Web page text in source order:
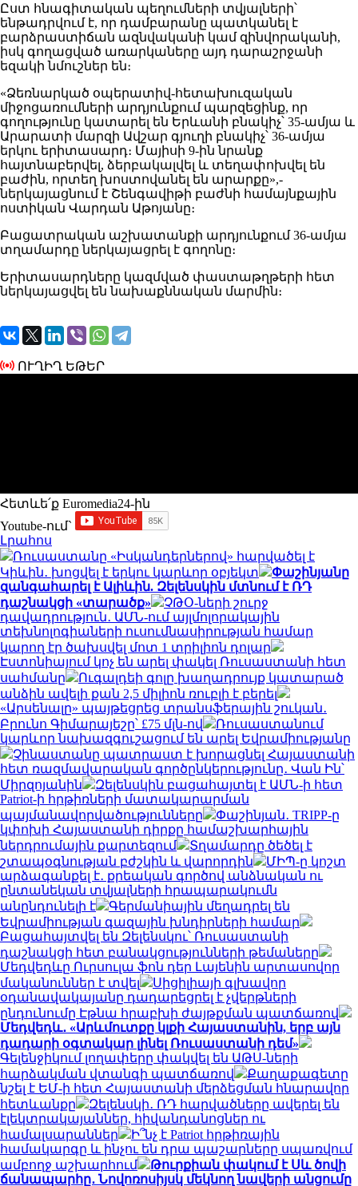
Ըստ հնագիտական պեղումների տվյալների՝
ենթադրվում է, որ դամբարանը պատկանել է
բարձրաստիճան ազնվականի կամ զինվորականի,
իսկ գողացված առարկաները այդ դարաշրջանի
եզակի նմուշներ են։
«Ձեռնարկած օպերատիվ-հետախուզական
միջոցառումների արդյունքում պարզեցինք, որ
գողությունը կատարել են Երևանի բնակիչ՝ 35-ամյա և
Արարատի մարզի Ավշար գյուղի բնակիչ՝ 36-ամյա
երկու երիտասարդ։ Մայիսի 9-ին նրանք
հայտնաբերվել, ձերբակալվել և տեղափոխվել են
բաժին, որտեղ խոստովանել են արարքը»,-
ներկայացնում է Շենգավիթի բաժնի համայնքային
ոստիկան Վարդան Աթոյանը։
Բացատրական աշխատանքի արդյունքում 36-ամյա
տղամարդը ներկայացրել է գողոնը։
Երիտասարդները կազմված փաստաթղթերի հետ
ներկայացվել են նախաքննական մարմին։
ՈՒՂԻՂ ԵԹԵՐ
Հետևե՛ք Euromedia24-ին
Youtube-ում`
Լրահոս
Ռուսաստանը «Իսկանդերներով» հարվածել է
Կիևին․ խոցվել է երկու կարևոր օբյեկտ
Փաշինյանը
զանգահարել է Ալիևին. Զելենսկին մտնում է ՌԴ
դաշնակցի «տարածք»
ՉԹՕ-ների շուրջ
դավադրություն․ ԱՄՆ-ում այլմոլորակային
տեխնոլոգիաների ուսումնասիրության համար
կարող էր ծախսվել մոտ 1 տրիլիոն դոլար
Էստոնիայում կոչ են արել փակել Ռուսաստանի հետ
սահմանը
Ուգալդեի գոլը խաղադրույք կատարած
անձին ավելի քան 2,5 միլիոն ռուբլի է բերել
«Արսենալը» պայթեցրեց տրանսֆերային շուկան․
Բրունո Գիմարայեշը՝ £75 մլն-ով
Ռուսաստանում
կարևոր նախազգուշացում են արել Եվրամիությանը
Չինաստանը պատրաստ է խորացնել Հայաստանի
հետ ռազմավարական գործընկերությունը․ Վան Ին՝
Միրզոյանին
Զելենսկին բացահայտել է ԱՄՆ-ի հետ
Patriot-ի հրթիռների մատակարարման
պայմանավորվածությունները
Փաշինյան․ TRIPP-ը
կփոխի Հայաստանի դիրքը համաշխարհային
ներդրումային քարտեզում
Տղամարդը ծեծել է
շտապօգնության բժշկին և վարորդին
ՄԻՊ-ը կոշտ
արձագանքել է․ քրեական գործով անձնական ու
ընտանեկան տվյալների հրապարակումն
անընդունելի է
Գերմանիային մեղադրել են
Եվրամիության գազային խնդիրների համար
Բացահայտվել են Զելենսկու՝ Ռուսաստանի
դաշնակցի հետ բանակցությունների թեմաները
Մեդվեդևը Ուրսուլա ֆոն դեր Լայենին արտասովոր
մականուններ է տվել
Սիցիլիայի գլխավոր
օդանավակայանը դադարեցրել է չվերթների
ընդունումը Էթնա հրաբխի ժայթքման պատճառով
Մեդվեդև․ «Արևմուտքը կլքի Հայաստանին, երբ այն
դադարի օգտակար լինել Ռուսաստանի դեմ»
Գելենջիկում լողափերը փակվել են ԱԹՍ-ների
հարձակման վտանգի պատճառով
Քաղաքագետը
նշել է ԵՄ-ի հետ Հայաստանի մերձեցման հնարավոր
հետևանքը
Զելենսկի․ ՌԴ հարվածները ավերել են
էլեկտրակայաններ, հիվանդանոցներ ու
համալսարաններ
Ի՞նչ է Patriot հրթիռային
համակարգը և ինչու են դրա պաշարները սպառվում
ամբողջ աշխարհում
Թուրքիան փակում է Սև ծովի
ճանապարհը․ Նովոռոսիյսկ մեկնող նավերի անցումը